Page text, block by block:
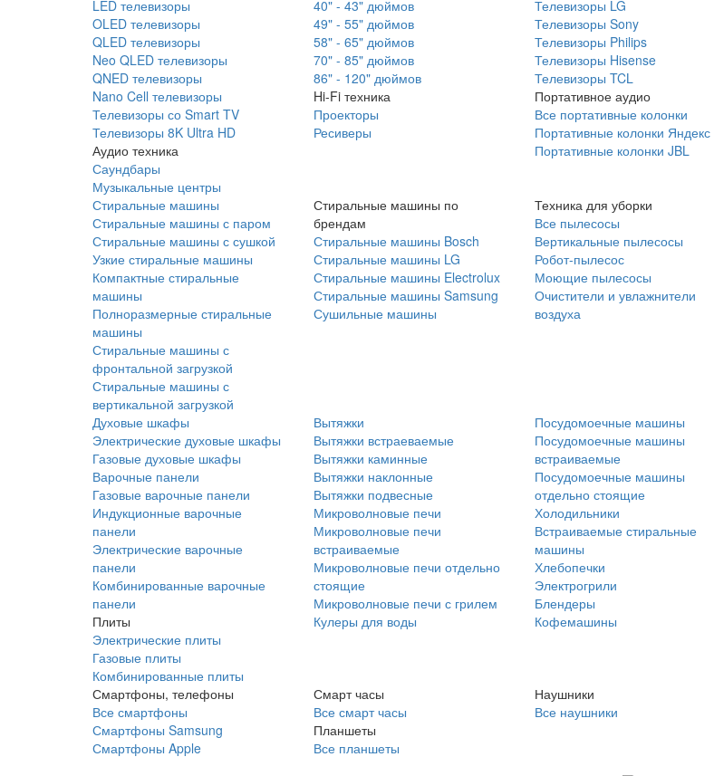
LED телевизоры
OLED телевизоры
QLED телевизоры
Neo QLED телевизоры
QNED телевизоры
Nano Cell телевизоры
Телевизоры со Smart TV
Телевизоры 8K Ultra HD
Аудио техника
Саундбары
Музыкальные центры
40" - 43" дюймов
49" - 55" дюймов
58" - 65" дюймов
70" - 85" дюймов
86" - 120" дюймов
Hi-Fi техника
Проекторы
Ресиверы
Телевизоры LG
Телевизоры Sony
Телевизоры Philips
Телевизоры Hisense
Телевизоры TCL
Портативное аудио
Все портативные колонки
Портативные колонки Яндекс
Портативные колонки JBL
Стиральные машины
Стиральные машины с паром
Стиральные машины с сушкой
Узкие стиральные машины
Компактные стиральные
машины
Полноразмерные стиральные
машины
Стиральные машины с
фронтальной загрузкой
Стиральные машины с
вертикальной загрузкой
Стиральные машины по
брендам
Стиральные машины Bosch
Стиральные машины LG
Стиральные машины Electrolux
Стиральные машины Samsung
Сушильные машины
Техника для уборки
Все пылесосы
Вертикальные пылесосы
Робот-пылесос
Моющие пылесосы
Очистители и увлажнители
воздуха
Духовые шкафы
Электрические духовые шкафы
Газовые духовые шкафы
Варочные панели
Газовые варочные панели
Индукционные варочные
панели
Электрические варочные
панели
Комбинированные варочные
панели
Плиты
Электрические плиты
Газовые плиты
Комбинированные плиты
Вытяжки
Вытяжки встраеваемые
Вытяжки каминные
Вытяжки наклонные
Вытяжки подвесные
Микроволновые печи
Микроволновые печи
встраиваемые
Микроволновые печи отдельно
стоящие
Микроволновые печи с грилем
Кулеры для воды
Посудомоечные машины
Посудомоечные машины
встраиваемые
Посудомоечные машины
отдельно стоящие
Холодильники
Встраиваемые стиральные
машины
Хлебопечки
Электрогрили
Блендеры
Кофемашины
Смартфоны, телефоны
Все смартфоны
Смартфоны Samsung
Смартфоны Apple
Смарт часы
Все смарт часы
Планшеты
Все планшеты
Наушники
Все наушники